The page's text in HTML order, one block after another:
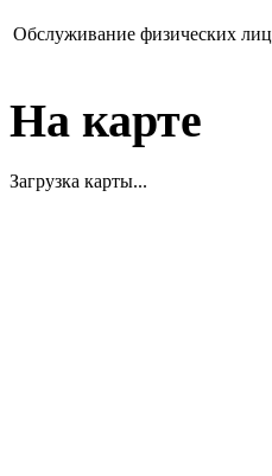
Обслуживание физических лиц
На карте
Загрузка карты...